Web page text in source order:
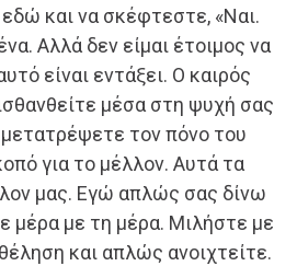
και να σκέφτεστε, «Ναι.
Αλλά δεν είμαι έτοιμος να
είναι εντάξει. Ο καιρός
μέσα στη ψυχή σας
μετατρέψετε τον πόνο του
για το μέλλον. Αυτά τα
μας. Εγώ απλώς σας δίνω
μέρα με τη μέρα. Μιλήστε με
και απλώς ανοιχτείτε.